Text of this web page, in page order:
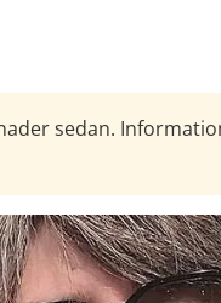
sedan.